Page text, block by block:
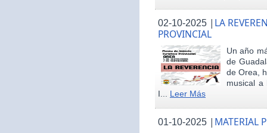
02-10-2025 | LA
PROVINCIAL
Un año
de
de Orea,
musical a
I... Leer Más
01-10-2025 | MATERIAL